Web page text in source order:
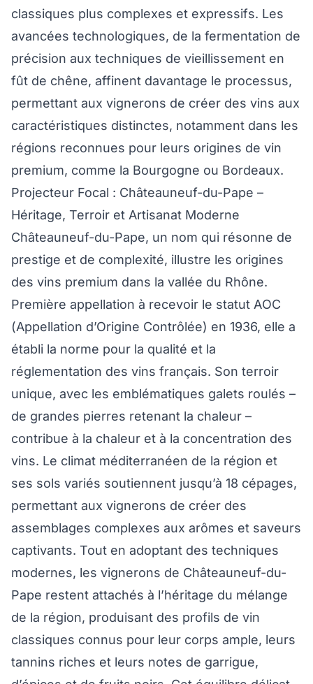
classiques plus complexes et expressifs. Les
avancées technologiques, de la fermentation de
précision aux techniques de vieillissement en
fût de chêne, affinent davantage le processus,
permettant aux vignerons de créer des vins aux
caractéristiques distinctes, notamment dans les
régions reconnues pour leurs origines de vin
premium, comme la Bourgogne ou Bordeaux.
Projecteur Focal : Châteauneuf-du-Pape –
Héritage, Terroir et Artisanat Moderne
Châteauneuf-du-Pape, un nom qui résonne de
prestige et de complexité, illustre les origines
des vins premium dans la vallée du Rhône.
Première appellation à recevoir le statut AOC
(Appellation d’Origine Contrôlée) en 1936, elle a
établi la norme pour la qualité et la
réglementation des vins français. Son terroir
unique, avec les emblématiques galets roulés –
de grandes pierres retenant la chaleur –
contribue à la chaleur et à la concentration des
vins. Le climat méditerranéen de la région et
ses sols variés soutiennent jusqu’à 18 cépages,
permettant aux vignerons de créer des
assemblages complexes aux arômes et saveurs
captivants. Tout en adoptant des techniques
modernes, les vignerons de Châteauneuf-du-
Pape restent attachés à l’héritage du mélange
de la région, produisant des profils de vin
classiques connus pour leur corps ample, leurs
tannins riches et leurs notes de garrigue,